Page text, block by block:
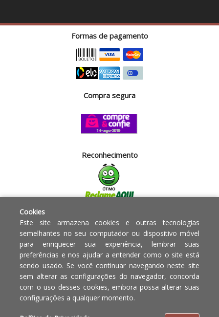
Formas de pagamento
Compra segura
Reconhecimento
Powered by:
Copyright © 2010 - 2017 Razão
social Blumenau - RA OBJETOS PARA
O LAR EIRELI CNPJ -
Em caso de divergência de
preços, o valor válido é o do
Cookies
Este site armazena cookies e outras tecnologias
semelhantes no seu computador ou dispositivo móvel
para enriquecer sua experiência, lembrar suas
preferências e nos ajudar a entender como o site está
sendo usado. Se você continuar navegando neste site
sem alterar as configurações do navegador, concorda
com o uso desses cookies, embora possa alterar suas
configurações a qualquer momento.